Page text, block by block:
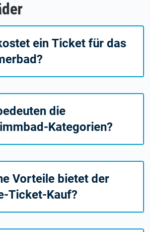
ein Ticket für das
die
Kategorien?
Vorteile bietet der
Ticket-Kauf?